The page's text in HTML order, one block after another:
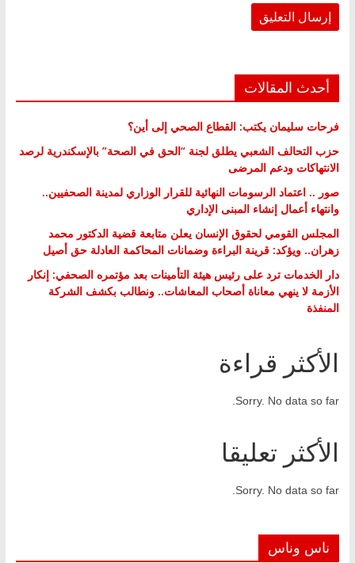
أحدث المقالات
فرحات سليمان يكتب: القطاع الصحي إلى أين؟
حزب التحالف الشعبي يطلق لجنة “الحق في الصحة” بالإسكندرية لرصد
الانتهاكات ودعم المرضى
صور .. اعتماد الرسومات النهائية للقرار الوزاري لمدينة الصحفيين..
وانتهاء أعمال إنشاء المبنى الإداري
المجلس القومي لحقوق الإنسان يعلن متابعة قضية الدكتور محمد
زهران.. ويؤكد: قرينة البراءة وضمانات المحاكمة العادلة حق أصيل
دار الخدمات ترد على رئيس هيئة التأمينات بعد مؤتمره الصحفي: إنكار
الأزمة لا ينهي معاناة أصحاب المعاشات.. ونطالب بكشف الشركة
المنفذة
الأكثر قراءة
Sorry. No data so far.
الأكثر تعليقا
Sorry. No data so far.
ناس وناس